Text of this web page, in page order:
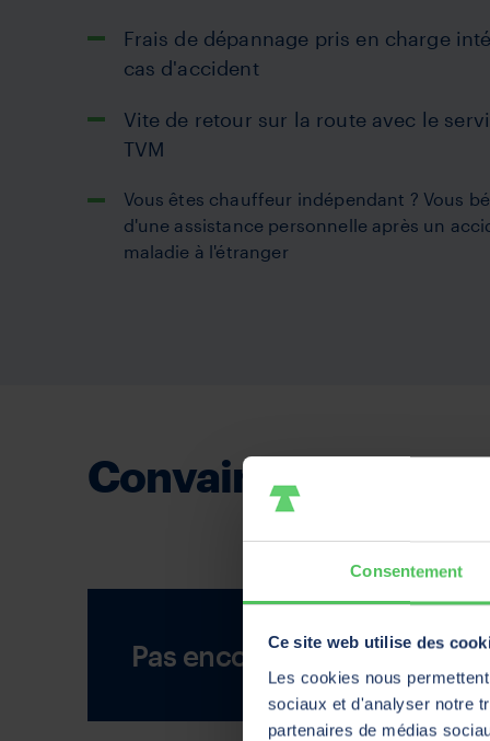
Consentement
Ce site web utilise des
Les cookies nous
sociaux et d'analyser notre
partenaires de médias
Frais de dépannage pris en charge
cas d'accident
Vite de retour sur la route avec le
TVM
Vous êtes chauffeur indépendant ? Vous
d'une assistance personnelle après un
maladie à l'étranger
Convaincu(e) ?
Pas encore de courtier ?